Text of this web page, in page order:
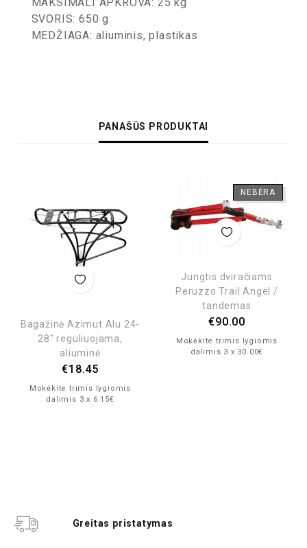
SVORIS: 650 g
MEDŽIAGA: aliuminis, plastikas
PANAŠŪS PRODUKTAI
Bagažinė Azimut Alu 24-
28″ reguliuojama,
aliuminė
€18.45
Mokėkite trimis lygiomis
dalimis 3 x 6.15€
NEBĖRA
Jungtis dviračiams
Peruzzo Trail Angel /
tandemas
€90.00
Mokėkite trimis lygiomis
dalimis 3 x 30.00€
Greitas pristatymas